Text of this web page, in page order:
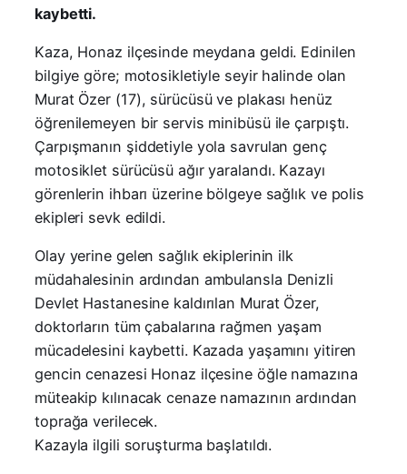
kaybetti.
Kaza, Honaz ilçesinde meydana geldi. Edinilen
bilgiye göre; motosikletiyle seyir halinde olan
Murat Özer (17), sürücüsü ve plakası henüz
öğrenilemeyen bir servis minibüsü ile çarpıştı.
Çarpışmanın şiddetiyle yola savrulan genç
motosiklet sürücüsü ağır yaralandı. Kazayı
görenlerin ihbarı üzerine bölgeye sağlık ve polis
ekipleri sevk edildi.
Olay yerine gelen sağlık ekiplerinin ilk
müdahalesinin ardından ambulansla Denizli
Devlet Hastanesine kaldırılan Murat Özer,
doktorların tüm çabalarına rağmen yaşam
mücadelesini kaybetti. Kazada yaşamını yitiren
gencin cenazesi Honaz ilçesine öğle namazına
müteakip kılınacak cenaze namazının ardından
toprağa verilecek.
Kazayla ilgili soruşturma başlatıldı.